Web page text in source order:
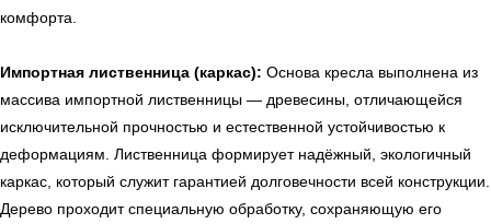
комфорта.
Импортная лиственница (каркас): Основа кресла выполнена из
массива импортной лиственницы — древесины, отличающейся
исключительной прочностью и естественной устойчивостью к
деформациям. Лиственница формирует надёжный, экологичный
каркас, который служит гарантией долговечности всей конструкции.
Дерево проходит специальную обработку, сохраняющую его
УЗНАТЬ ПОДРОБНЕЕ